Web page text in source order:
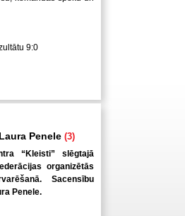
9:0
Penele (3)
“Kleisti” slēgtajā
organizētās
Sacensību
Penele.